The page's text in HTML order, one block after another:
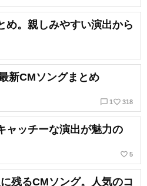
め。親しみやすい演出から
新CMソングまとめ
chat_bubble_outline 1 favorite_border 318
ャッチーな演出が魅力の
favorite_border 5
残るCMソング。人気のコ